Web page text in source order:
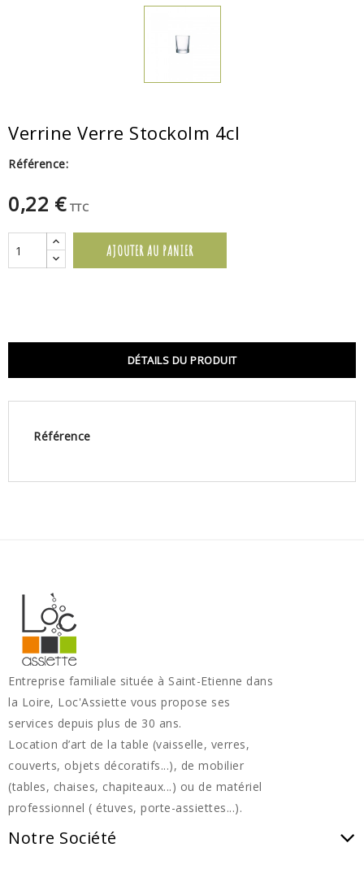
Verrine Verre Stockolm 4cl
Référence:
0,22 € TTC
AJOUTER AU PANIER
DÉTAILS DU PRODUIT
Référence
Entreprise familiale située à Saint-Etienne dans
la Loire, Loc'Assiette vous propose ses
services depuis plus de 30 ans.
Location d’art de la table (vaisselle, verres,
couverts, objets décoratifs...), de mobilier
(tables, chaises, chapiteaux...) ou de matériel
professionnel ( étuves, porte-assiettes...).
Notre Société